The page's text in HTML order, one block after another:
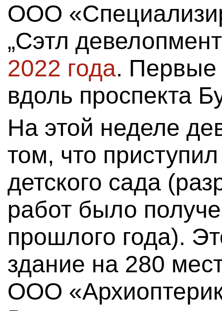
ООО
„Сэтл
2022 года. Первые
вдоль проспекта
На этой неделе
том, что
детского сада
работ было
прошлого года).
здание на 280
ООО